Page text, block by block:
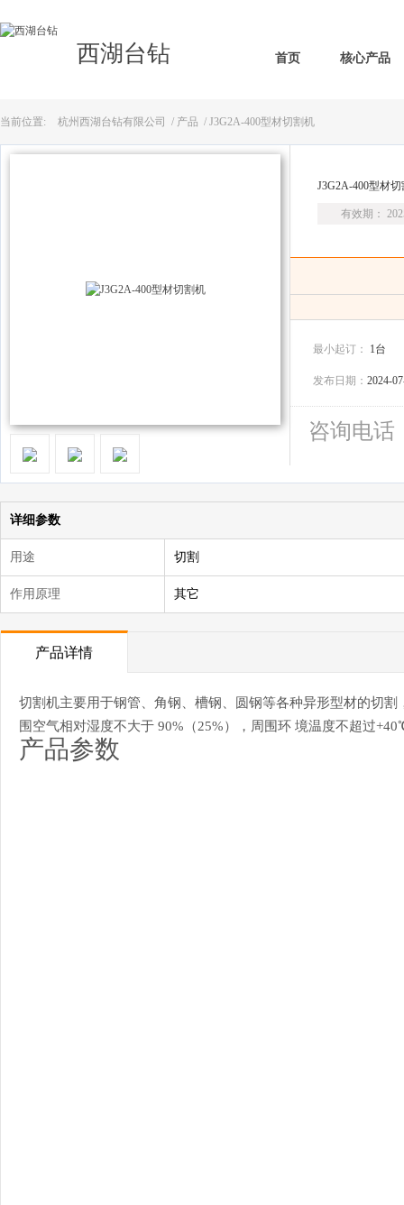
西湖台钻 首页 核心产品
当前位置: 杭州西湖台钻有限公司 / 产品 / J3G2A-400型材切割机
J3G2A-400型材
有效期：
最小起订： 1台
发布日期： 2024-
咨询电话
详细参数
用途 切割
作用原理 其它
产品详情
切割机主要用于钢管、角钢、槽钢、圆钢等各种异形型材的切
围空气相对湿度不大于 90%（25%），周围环 境温度不超过
产品参数